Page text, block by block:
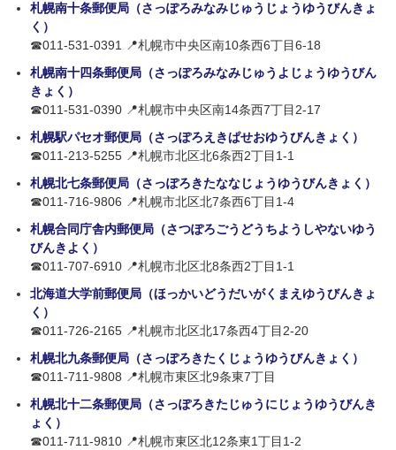
札幌南十条郵便局（さっぽろみなみじゅうじょうゆうびんきょ
く）
☎011-531-0391 📍札幌市中央区南10条西6丁目6-18
札幌南十四条郵便局（さっぽろみなみじゅうよじょうゆうびん
きょく）
☎011-531-0390 📍札幌市中央区南14条西7丁目2-17
札幌駅パセオ郵便局（さっぽろえきぱせおゆうびんきょく）
☎011-213-5255 📍札幌市北区北6条西2丁目1-1
札幌北七条郵便局（さっぽろきたななじょうゆうびんきょく）
☎011-716-9806 📍札幌市北区北7条西6丁目1-4
札幌合同庁舎内郵便局（さつぽろごうどうちようしやないゆう
びんきよく）
☎011-707-6910 📍札幌市北区北8条西2丁目1-1
北海道大学前郵便局（ほっかいどうだいがくまえゆうびんきょ
く）
☎011-726-2165 📍札幌市北区北17条西4丁目2-20
札幌北九条郵便局（さっぽろきたくじょうゆうびんきょく）
☎011-711-9808 📍札幌市東区北9条東7丁目
札幌北十二条郵便局（さっぽろきたじゅうにじょうゆうびんき
ょく）
☎011-711-9810 📍札幌市東区北12条東1丁目1-2